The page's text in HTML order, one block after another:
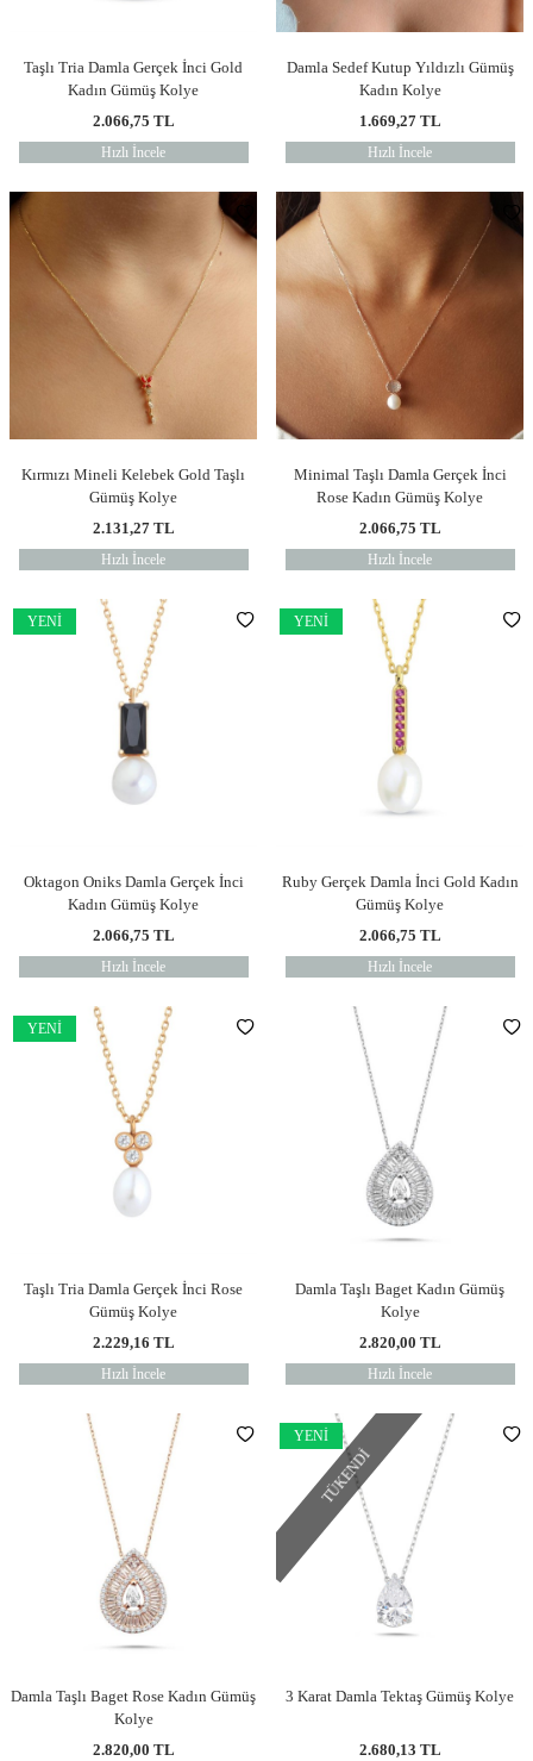
Taşlı Tria Damla Gerçek İnci Gold
Kadın Gümüş Kolye
2.066,75 TL
Hızlı İncele
Damla Sedef Kutup Yıldızlı Gümüş
Kadın Kolye
1.669,27TL
Hızlı İncele
Kırmızı Mineli Kelebek Gold Taşlı
Gümüş Kolye
2.131,27TL
Hızlı İncele
Minimal Taşlı Damla Gerçek İnci
Rose Kadın Gümüş Kolye
2.066,75 TL
Hızlı İncele
YENI
Oktagon Oniks Damla Gerçek İnci
Kadın Gümüş Kolye
2.066,75 TL
Hızlı İncele
YENI
Ruby Gerçek Damla İnci Gold Kadın
Gümüş Kolye
2.066,75 TL
Hızlı İncele
YENI
Taşlı Tria Damla Gerçek İnci Rose
Gümüş Kolye
2.229,16 TL
Hızlı İncele
Damla Taşlı Baget Kadın Gümüş
Kolye
2.820,00 TL
Hızlı İncele
Damla Taşlı Baget Rose Kadın Gümüş
Kolye
2.820,00 TL
YENI
TÜKENDI
3 Karat Damla Tektaş Gümüş Kolye
2.680,13 TL